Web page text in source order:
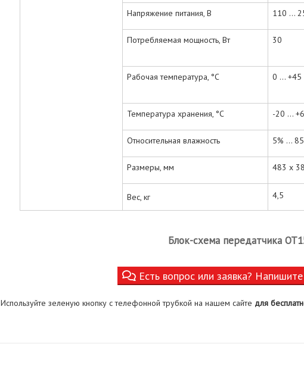
Напряжение питания, В 110 ...
Потребляемая мощность, Вт 30
Рабочая температура, °С 0 ... +45
Температура хранения, °С -20 ...
Относительная влажность 5% ...
Размеры, мм 483 x
Вес, кг 4,5
Блок-схема передатчика
Есть вопрос или заявка?
Используйте зеленую кнопку с телефонной трубкой на нашем сайте для